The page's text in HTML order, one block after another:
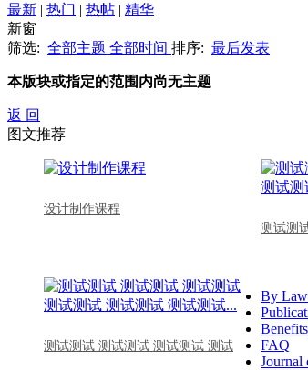
最新 | 热门 | 热帖 | 精华
新窗
筛选: 全部主题 全部时间 排序: 最后发表
本版块或指定的范围内尚无主题
返 回
图文推荐
设计制作课程
测试测
测试测试 测试测试 测试测试 测试
By
Benefits
FAQ
Journal